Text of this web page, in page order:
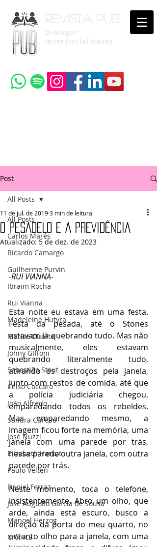
Revista pub
Diálogos
Interdisciplinares
Post
All Posts
Carlos Marés
Ricardo Camargo
Guilherme Purvin
Ibraim Rocha
Rui Vianna
Madeleine Hutyra
Marise Duarte
Johny GIffoni
Sebastião Staut
Celso Coccaro
João Alfredo
Sandra Cureau
José Nuzzi
Elizabeth Harkot
Paulo Velten
Daniel Ferraz
José Augusto Garcia de Sousa
Manoel Herzog
Crônica
All Posts
O PESADELO E A PREVIDÊNCIA
11 de jul. de 20193 min de leitura
Atualizado:5 de dez. de 2023
-RUI VIANNA-
Esta noite eu estava em uma festa.
Festa da pesada, até o Stones
estavam lá quebrando tudo. Mas não
musicalmente, eles estavam
quebrando literalmente tudo,
atirando os destroços pela janela,
junto com restos de comida, até que
a polícia judiciária chegou,
emparedando todos os rebeldes.
Mas emparedando mesmo, a
imagem ficou forte na memória, uma
janela com uma parede por trás,
nessa parede outra janela, com outra
parede por trás.
Neste momento, toca o telefone,
insistentemente. Abro um olho, que
arde, ainda está escuro, busco a
direção da porta do meu quarto, no
entanto olho para a janela, com uma